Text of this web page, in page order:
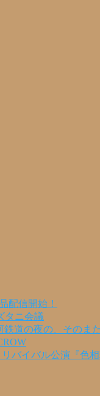
配信開始！
タニ会議
道の夜の、そのまた
バイバル公演『色相